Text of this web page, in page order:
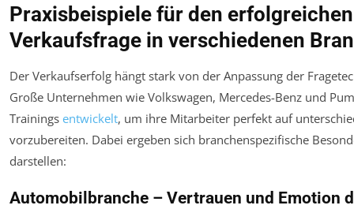
Praxisbeispiele für den
Verkaufsfrage in verschiedenen
Der Verkaufserfolg hängt stark von der Anpassung der
Große Unternehmen wie Volkswagen, Mercedes-Benz und
Trainings entwickelt, um ihre Mitarbeiter perfekt auf
vorzubereiten. Dabei ergeben sich branchenspezifische
darstellen:
Automobilbranche – Vertrauen und Emotion